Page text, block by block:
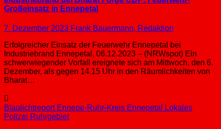
Großeinsatz in Ennepetal
7. Dezember 2023 Frank Bauermann, Redaktion
Erfolgreicher Einsatz der Feuerwehr Ennepetal bei
Industriebrand Ennepetal, 06.12.2023 – (NRWspot) Ein
schwerwiegender Vorfall ereignete sich am Mittwoch, den 6.
Dezember, als gegen 14.15 Uhr in den Räumlichkeiten von
Bharat…
Blaulichtreport Ennepe-Ruhr-Kreis Ennepetal
Lokales
Polizei Ruhrgebiet